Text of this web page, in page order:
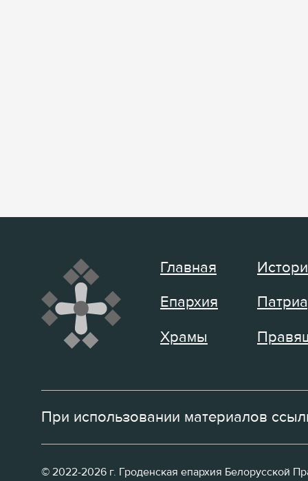
Главная
Епархия
Храмы
При использовании материалов
© 2022-2026 г. Гроденская епархия Белорусской